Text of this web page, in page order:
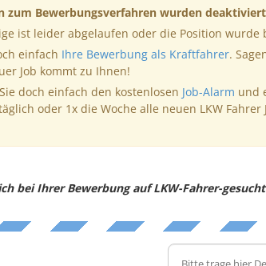
zum Bewerbungsverfahren wurden
ist leider abgelaufen oder die Position
einfach Ihre Bewerbung als Kraftfahrer.
Job kommt zu Ihnen!
doch einfach den kostenlosen Job-Alarm und
oder 1x die Woche alle neuen LKW Fahrer
bei Ihrer Bewerbung auf LKW-Fahrer-